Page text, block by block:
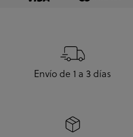
Envío de 1 a 3 días